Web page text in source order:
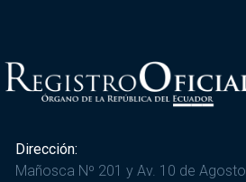
Dirección:
Mañosca Nº 201 y Av. 10 de Agosto